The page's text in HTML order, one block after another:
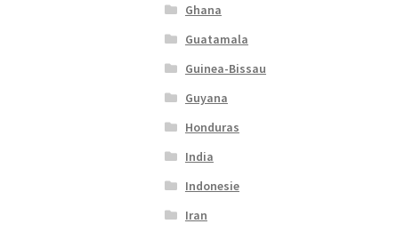
Ghana
Guatamala
Guinea-Bissau
Guyana
Honduras
India
Indonesie
Iran